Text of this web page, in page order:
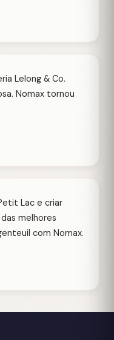
Lelong & Co.
Nomax tornou
Lac e criar
melhores
com Nomax.